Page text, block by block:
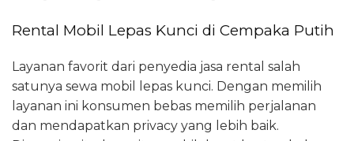
Rental Mobil Lepas Kunci di Cempaka Putih
Layanan favorit dari penyedia jasa rental salah
satunya sewa mobil lepas kunci. Dengan memilih
layanan ini konsumen bebas memilih perjalanan
dan mendapatkan privacy yang lebih baik.